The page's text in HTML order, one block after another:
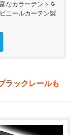
なカラーテントを
ニールカーテン製
ラックレールも